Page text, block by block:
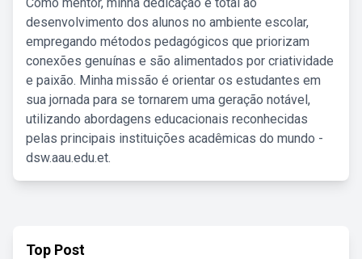
desenvolvimento dos alunos no ambiente escolar,
empregando métodos pedagógicos que priorizam
conexões genuínas e são alimentados por criatividade
e paixão. Minha missão é orientar os estudantes em
sua jornada para se tornarem uma geração notável,
utilizando abordagens educacionais reconhecidas
pelas principais instituições acadêmicas do mundo -
dsw.aau.edu.et.
Top Post